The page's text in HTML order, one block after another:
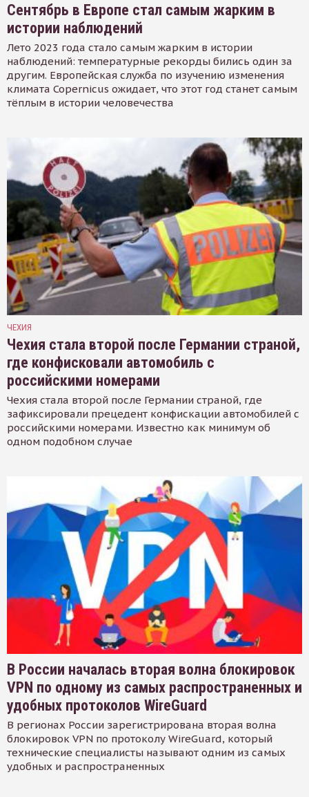
Сентябрь в Европе стал самым жарким в
истории наблюдений
Лето 2023 года стало самым жарким в истории
наблюдений: температурные рекорды бились один за
другим. Европейская служба по изучению изменения
климата Copernicus ожидает, что этот год станет самым
тёплым в истории человечества
ЧЕХИЯ
Чехия стала второй после Германии страной,
где конфисковали автомобиль с
российскими номерами
Чехия стала второй после Германии страной, где
зафиксировали прецедент конфискации автомобилей с
российскими номерами. Известно как минимум об
одном подобном случае
В России началась вторая волна блокировок
VPN по одному из самых распространенных и
удобных протоколов WireGuard
В регионах России зарегистрирована вторая волна
блокировок VPN по протоколу WireGuard, который
технические специалисты называют одним из самых
удобных и распространенных